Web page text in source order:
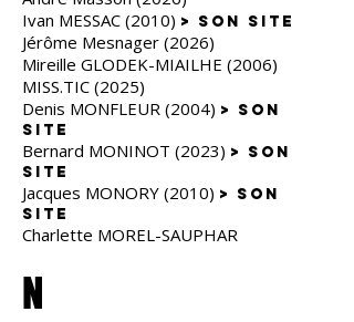
Ivan MESSAC (2010) > son site
Jérôme Mesnager (2026)
Mireille GLODEK-MIAILHE (2006)
MISS.TIC (2025)
Denis MONFLEUR (2004) > son
site
Bernard MONINOT (2023) > son
site
Jacques MONORY (2010) > son
site
Charlette MOREL-SAUPHAR
N